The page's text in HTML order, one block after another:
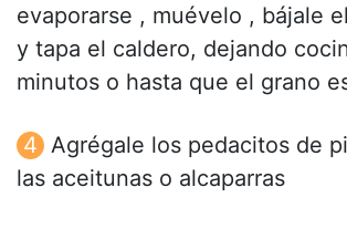
evaporarse , muévelo , bájale
y tapa el caldero, dejando
minutos o hasta que el grano
Agrégale los pedacitos de
las aceitunas o alcaparras